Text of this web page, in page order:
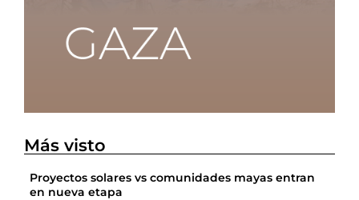
Más visto
Proyectos solares vs comunidades mayas entran
en nueva etapa